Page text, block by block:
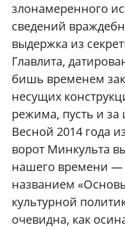
злонамеренного
сведений
выдержка из
Главлита,
бишь временем
несущих
режима, пусть и
Весной 2014 года
ворот Минкульта
нашего времени —
названием
культурной
очевидна, как